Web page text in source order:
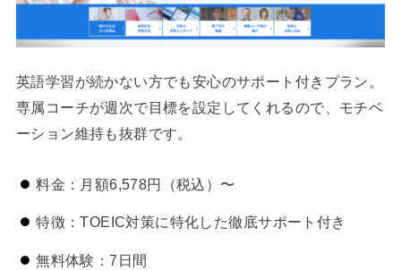
英語学習が続かない方でも安心のサポート付きプラン。
専属コーチが週次で目標を設定してくれるので、モチベ
ーション維持も抜群です。
料金：月額6,578円（税込）〜
特徴：TOEIC対策に特化した徹底サポート付き
無料体験：7日間